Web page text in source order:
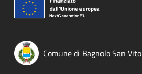
Comune di Bagnolo San Vito